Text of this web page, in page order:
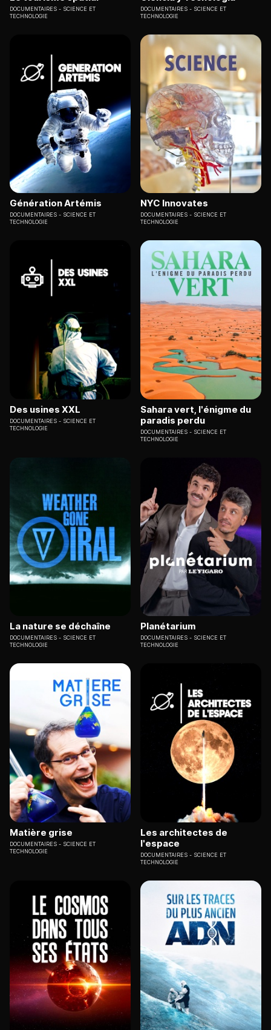
DOCUMENTAIRES
SCIENCE ET
TECHNOLOGIE
DOCUMENTAIRES
SCIENCE ET
TECHNOLOGIE
Génération Artémis
DOCUMENTAIRES
SCIENCE ET
TECHNOLOGIE
NYC Innovates
DOCUMENTAIRES
SCIENCE ET
TECHNOLOGIE
Des usines XXL
DOCUMENTAIRES
SCIENCE ET
TECHNOLOGIE
Sahara vert, l'énigme du
paradis perdu
DOCUMENTAIRES
SCIENCE ET
TECHNOLOGIE
La nature se déchaîne
DOCUMENTAIRES
SCIENCE ET
TECHNOLOGIE
Planétarium
DOCUMENTAIRES
SCIENCE ET
TECHNOLOGIE
Matière grise
DOCUMENTAIRES
SCIENCE ET
TECHNOLOGIE
Les architectes de
l'espace
DOCUMENTAIRES
SCIENCE ET
TECHNOLOGIE